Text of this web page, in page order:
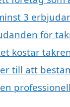
3
för
kostar
till att